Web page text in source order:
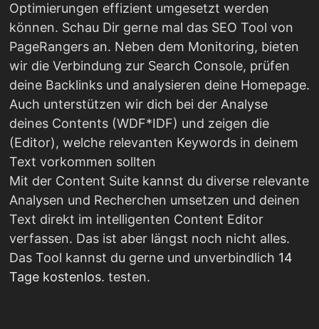
Optimierungen effizient umgesetzt werden
können. Schau Dir gerne mal das SEO Tool von
PageRangers an. Neben dem Monitoring, bieten
wir die Verbindung zur Search Console, prüfen
deine Backlinks und analysieren deine Homepage.
Auch unterstützen wir dich bei der Analyse
deines Contents (WDF*IDF) und zeigen die
(Editor), welche relevanten Keywords in deinem
Text vorkommen sollten
Mit der Content Suite kannst du diverse relevante
Analysen und Recherchen umsetzen und deinen
Text direkt im intelligenten Content Editor
verfassen. Das ist aber längst noch nicht alles.
Das Tool kannst du gerne und unverbindlich 14
Tage kostenlos. testen.